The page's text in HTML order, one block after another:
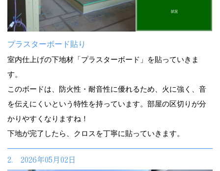
プラスターボード貼り
室内仕上げの下地材「プラスターボード」を貼っていきま
す。
このボードは、防火性・耐音性に優れるため、火に強く、音
を伝えにくいという特性を持っています。部屋の区切りが分
かりやすくなりますね！
下地が完了したら、クロスを丁寧に貼っていきます。
2. 2026年05月02日